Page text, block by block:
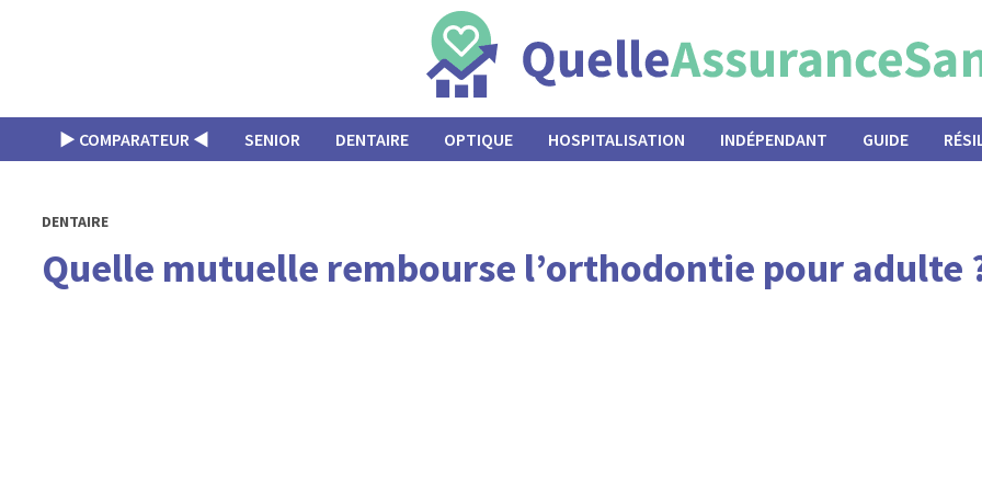
▶︎ COMPARATEUR ◀︎ SENIOR DENTAIRE OPTIQUE HOSPITALISATION INDÉPENDANT GUIDE
DENTAIRE
Quelle mutuelle rembourse l’orthodontie pour adulte